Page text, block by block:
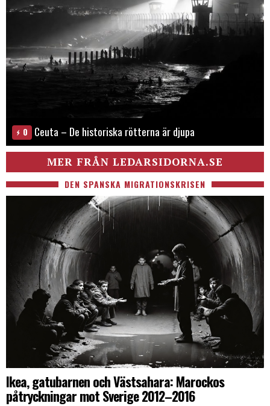
0 Ceuta – De historiska rötterna är djupa
MER FRÅN LEDARSIDORNA.SE
DEN SPANSKA MIGRATIONSKRISEN
Ikea, gatubarnen och Västsahara: Marockos
påtryckningar mot Sverige 2012–2016